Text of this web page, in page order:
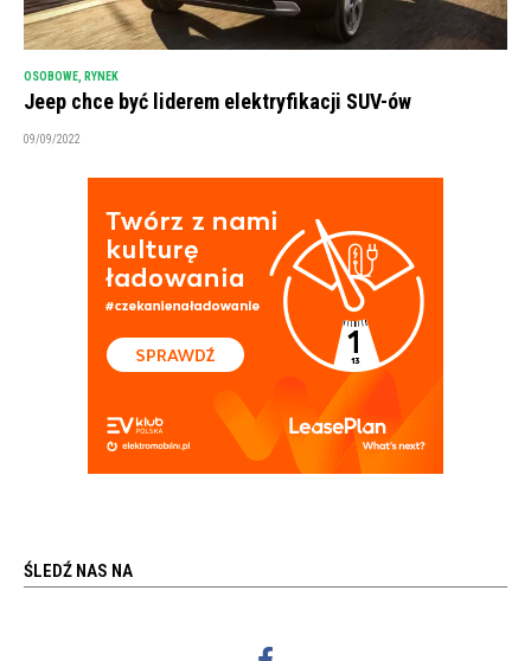
OSOBOWE RYNEK
Jeep chce być liderem elektryfikacji SUV-ów
09/09/2022
ŚLEDŹ NAS NA